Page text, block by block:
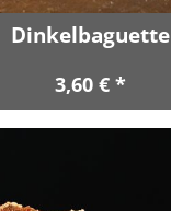
Dinkelbaguette
3,60 € *